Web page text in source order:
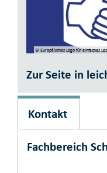
© Europäisches Logo­ für einfaches
Zur Seite in
Kontakt
Fachbereich